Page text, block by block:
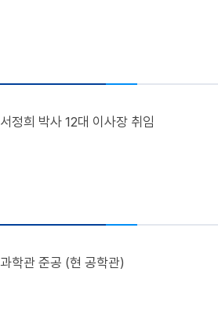
서정희 박사 12대 이사장 취임
과학관 준공 (현 공학관)